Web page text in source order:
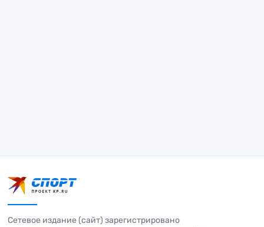
Сетевое издание (сайт) зарегистрировано